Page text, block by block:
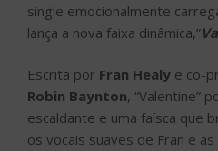
single emocionalmente
lança a nova faixa dinâmica,”
Escrita por Fran Healy e co-
Robin Baynton, “Valentine”
escaldante e uma faísca que
os vocais suaves de Fran e